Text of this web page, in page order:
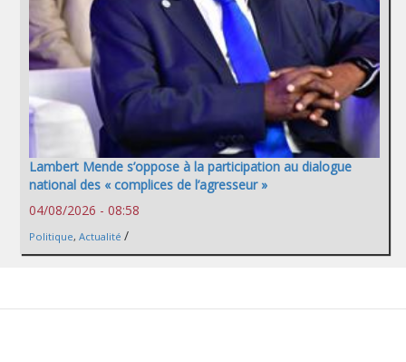
Lambert Mende s’oppose à la participation au dialogue
national des « complices de l’agresseur »
04/08/2026 - 08:58
Politique, Actualité /